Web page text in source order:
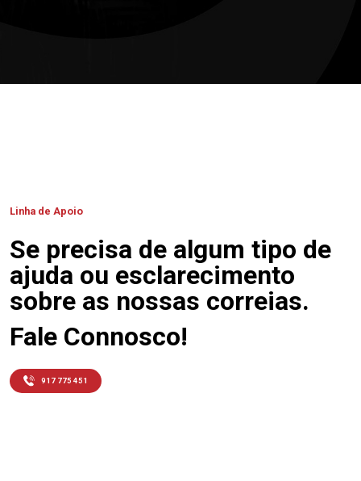
Linha de Apoio
Se precisa de algum tipo de
ajuda ou esclarecimento
sobre as nossas correias.
Fale Connosco!
917 775 451